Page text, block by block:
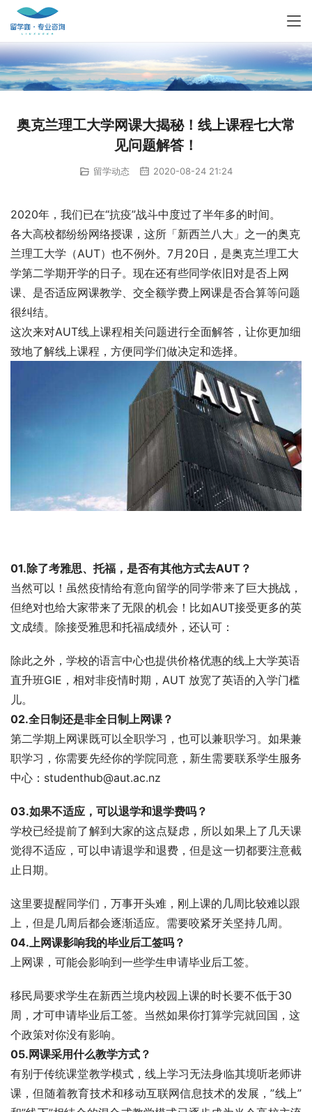
奥克兰理工大学网课大揭秘！线上课程七大常
见问题解答！
留学动态 2020-08-24 21:24
2020年，我们已在“抗疫”战斗中度过了半年多的时间。
各大高校都纷纷网络授课，这所「新西兰八大」之一的奥克
兰理工大学（AUT）也不例外。7月20日，是奥克兰理工大
学第二学期开学的日子。现在还有些同学依旧对是否上网
课、是否适应网课教学、交全额学费上网课是否合算等问题
很纠结。
这次来对AUT线上课程相关问题进行全面解答，让你更加细
致地了解线上课程，方便同学们做决定和选择。
01.除了考雅思、托福，是否有其他方式去AUT？
当然可以！虽然疫情给有意向留学的同学带来了巨大挑战，
但绝对也给大家带来了无限的机会！比如AUT接受更多的英
文成绩。除接受雅思和托福成绩外，还认可：
除此之外，学校的语言中心也提供价格优惠的线上大学英语
直升班GIE，相对非疫情时期，AUT 放宽了英语的入学门槛
儿。
02.全日制还是非全日制上网课？
第二学期上网课既可以全职学习，也可以兼职学习。如果兼
职学习，你需要先经你的学院同意，新生需要联系学生服务
中心：studenthub@aut.ac.nz
03.如果不适应，可以退学和退学费吗？
学校已经提前了解到大家的这点疑虑，所以如果上了几天课
觉得不适应，可以申请退学和退费，但是这一切都要注意截
止日期。
这里要提醒同学们，万事开头难，刚上课的几周比较难以跟
上，但是几周后都会逐渐适应。需要咬紧牙关坚持几周。
04.上网课影响我的毕业后工签吗？
上网课，可能会影响到一些学生申请毕业后工签。
移民局要求学生在新西兰境内校园上课的时长要不低于30
周，才可申请毕业后工签。当然如果你打算学完就回国，这
个政策对你没有影响。
05.网课采用什么教学方式？
有别于传统课堂教学模式，线上学习无法身临其境听老师讲
课，但随着教育技术和移动互联网信息技术的发展，”线上”